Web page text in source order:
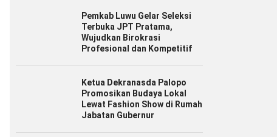
Pemkab Luwu Gelar Seleksi
Terbuka JPT Pratama,
Wujudkan Birokrasi
Profesional dan Kompetitif
Ketua Dekranasda Palopo
Promosikan Budaya Lokal
Lewat Fashion Show di Rumah
Jabatan Gubernur